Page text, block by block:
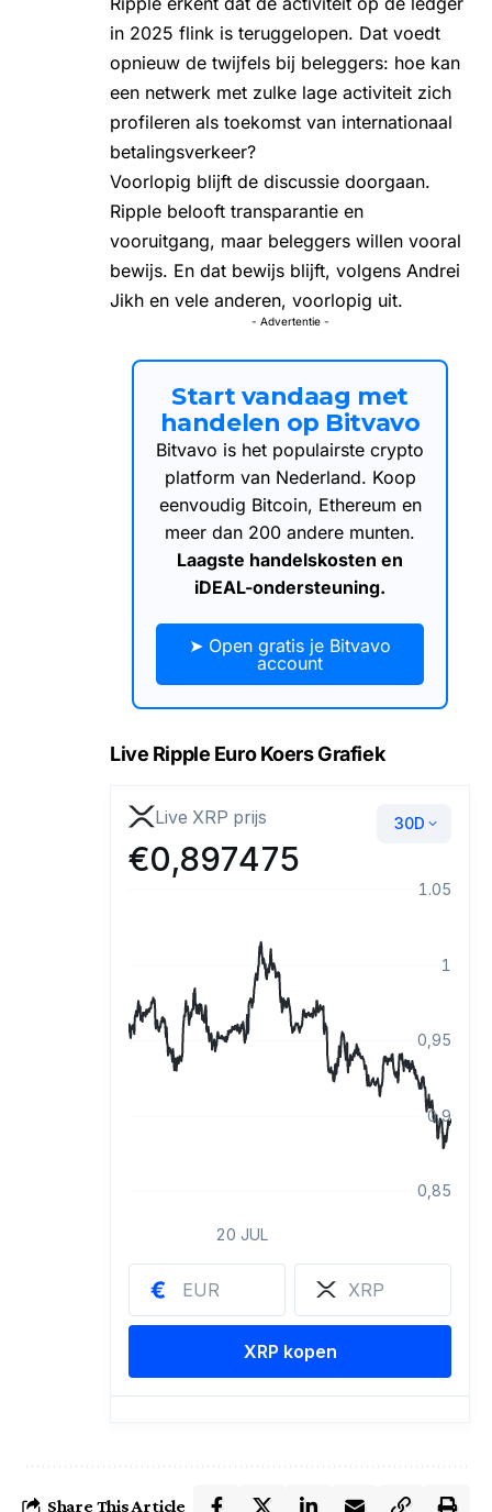
in 2025 flink is teruggelopen. Dat voedt
opnieuw de twijfels bij beleggers: hoe kan
een netwerk met zulke lage activiteit zich
profileren als toekomst van internationaal
betalingsverkeer?
Voorlopig blijft de discussie doorgaan.
Ripple belooft transparantie en
vooruitgang, maar beleggers willen vooral
bewijs. En dat bewijs blijft, volgens Andrei
Jikh en vele anderen, voorlopig uit.
- Advertentie -
Start vandaag met
handelen op Bitvavo
Bitvavo is het populairste crypto
platform van Nederland. Koop
eenvoudig Bitcoin, Ethereum en
meer dan 200 andere munten.
Laagste handelskosten en
iDEAL-ondersteuning.
➤ Open gratis je Bitvavo
account
Live Ripple Euro Koers Grafiek
Share This Article